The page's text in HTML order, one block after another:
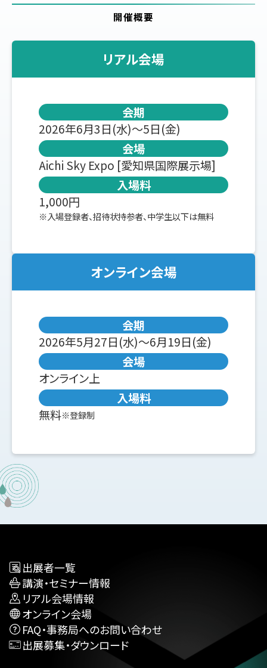
開催概要
リアル会場
会期
2026年6月3日(水)～5日(金)
会場
Aichi Sky Expo [愛知県国際展示場]
入場料
1,000円
※入場登録者、招待状持参者、中学生以下は無料
オンライン会場
会期
2026年5月27日(水)～6月19日(金)
会場
オンライン上
入場料
無料※登録制
出展者一覧
講演・セミナー情報
リアル会場情報
オンライン会場
FAQ・事務局へのお問い合わせ
出展募集・ダウンロード